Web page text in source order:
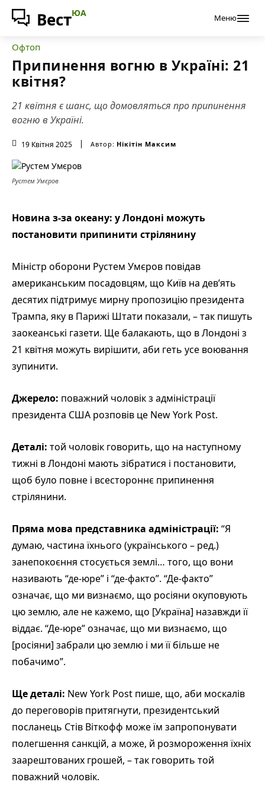
ВестЮА Меню
Офтоп
Припинення вогню в Україні: 21
квітня?
21 квітня є шанс, що домовляться про припинення
вогню в Україні.
19 Квітня 2025 Автор: Нікітін Максим
Рустем Умєров
Новина з-за океану: у Лондоні можуть
постановити припинити стрілянину
Міністр оборони Рустем Умєров повідав
американським посадовцям, що Київ на дев’ять
десятих підтримує мирну пропозицію президента
Трампа, яку в Парижі Штати показали, – так пишуть
заокеанські газети. Ще балакають, що в Лондоні з
21 квітня можуть вирішити, аби геть усе воювання
зупинити.
Джерело: поважний чоловік з адміністрації
президента США розповів це New York Post.
Деталі: той чоловік говорить, що на наступному
тижні в Лондоні мають зібратися і постановити,
щоб було повне і всестороннє припинення
стрілянини.
Пряма мова представника адміністрації: “Я
думаю, частина їхнього (українського – ред.)
занепокоєння стосується землі… того, що вони
називають “де-юре” і “де-факто”. “Де-факто”
означає, що ми визнаємо, що росіяни окуповують
цю землю, але не кажемо, що [Україна] назавжди її
віддає. “Де-юре” означає, що ми визнаємо, що
[росіяни] забрали цю землю і ми її більше не
побачимо”.
Ще деталі: New York Post пише, що, аби москалів
до переговорів притягнути, президентський
посланець Стів Віткофф може їм запропонувати
полегшення санкцій, а може, й розмороження їхніх
заарештованих грошей, – так говорить той
поважний чоловік.